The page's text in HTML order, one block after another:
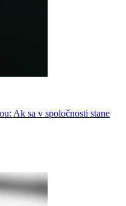
Ak sa v spoločnosti stane